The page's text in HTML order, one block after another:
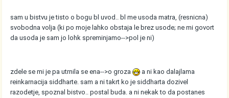
sam u bistvu je tisto o bogu bl uvod.. bl me usoda matra, (resnicna)
svobodna volja (ki po moje lahko obstaja le brez usode; ne mi govort
da usoda je sam jo lohk spreminjamo-->pol je ni)
zdele se mi je pa utrnila se ena-->o groza
a ni kao dalajlama
reinkarnacija siddharte. sam a ni takrt ko je siddharta dozivel
razodetje, spoznal bistvo.. postal buda. a ni nekak to da postanes